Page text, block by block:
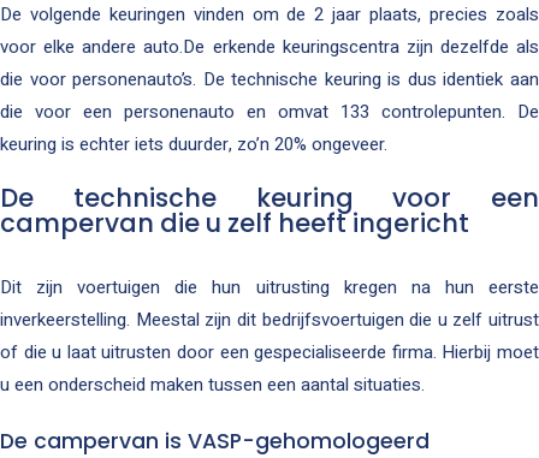
De volgende keuringen vinden om de 2 jaar plaats, precies zoals
voor elke andere auto.De erkende keuringscentra zijn dezelfde als
die voor personenauto’s. De technische keuring is dus identiek aan
die voor een personenauto en omvat 133 controlepunten. De
keuring is echter iets duurder, zo’n 20% ongeveer.
De technische keuring voor een
campervan die u zelf heeft ingericht
Dit zijn voertuigen die hun uitrusting kregen na hun eerste
inverkeerstelling. Meestal zijn dit bedrijfsvoertuigen die u zelf uitrust
of die u laat uitrusten door een gespecialiseerde firma. Hierbij moet
u een onderscheid maken tussen een aantal situaties.
De campervan is VASP-gehomologeerd